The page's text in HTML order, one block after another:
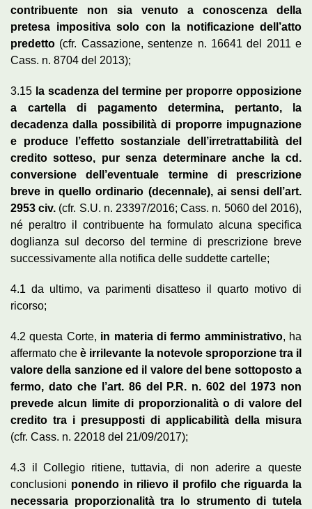
contribuente non sia venuto a conoscenza della
pretesa impositiva solo con la notificazione dell’atto
predetto (cfr. Cassazione, sentenze n. 16641 del 2011 e
Cass. n. 8704 del 2013);
3.15 la scadenza del termine per proporre opposizione
a cartella di pagamento determina, pertanto, la
decadenza dalla possibilità di proporre impugnazione
e produce l’effetto sostanziale dell’irretrattabilità del
credito sotteso, pur senza determinare anche la cd.
conversione dell’eventuale termine di prescrizione
breve in quello ordinario (decennale), ai sensi dell’art.
2953 civ. (cfr. S.U. n. 23397/2016; Cass. n. 5060 del 2016),
né peraltro il contribuente ha formulato alcuna specifica
doglianza sul decorso del termine di prescrizione breve
successivamente alla notifica delle suddette cartelle;
4.1 da ultimo, va parimenti disatteso il quarto motivo di
ricorso;
4.2 questa Corte, in materia di fermo amministrativo, ha
affermato cheè irrilevante la notevole sproporzione tra il
valore della sanzione ed il valore del bene sottoposto a
fermo, dato che l’art. 86 del P.R. n. 602 del 1973 non
prevede alcun limite di proporzionalità o di valore del
credito tra i presupposti di applicabilità della misura
(cfr. Cass. n. 22018 del 21/09/2017);
4.3 il Collegio ritiene, tuttavia, di non aderire a queste
conclusioni ponendo in rilievo il profilo che riguarda la
necessaria proporzionalità tra lo strumento di tutela